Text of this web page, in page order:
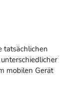
tatsächlichen
mobilen Gerät